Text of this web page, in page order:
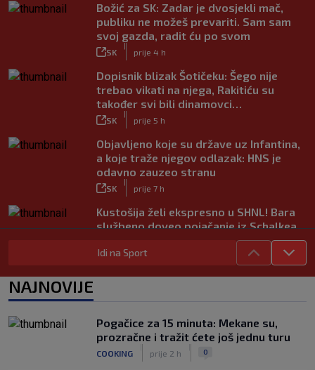
Božić za SK: Zadar je dvosjekli mač,
publiku ne možeš prevariti. Sam sam
svoj gazda, radit ću po svom
SK prije 4 h
Dopisnik blizak Šotičeku: Šego nije
trebao vikati na njega, Rakitiću su
također svi bili dinamovci…
SK prije 5 h
Objavljeno koje su države uz Infantina,
a koje traže njegov odlazak: HNS je
odavno zauzeo stranu
SK prije 7 h
Kustošija želi ekspresno u SHNL! Bara
službeno doveo pojačanje iz Schalkea
Tomiyasu se vraća u Premier ligu,
postat će suigrač bivšeg Vatrenog
Veliko priznanje za hrvatskog
stručnjaka: Jurica Žuža novi je pomoćni
trener Barcelone
|
prije 5 h
Idi na Sport
NAJNOVIJE
Pogačice za 15 minuta: Mekane su,
prozračne i tražit ćete još jednu turu
COOKING prije 2 h 0